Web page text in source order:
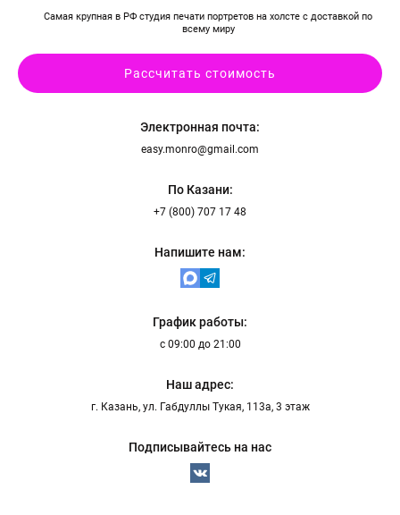
Самая крупная в РФ студия печати портретов на холсте с доставкой по
всему миру
Рассчитать стоимость
Электронная почта:
easy.monro@gmail.com
По Казани:
+7 (800) 707 17 48
Напишите нам:
График работы:
с 09:00 до 21:00
Наш адрес:
г. Казань, ул. Габдуллы Тукая, 113а, 3 этаж
Подписывайтесь на нас